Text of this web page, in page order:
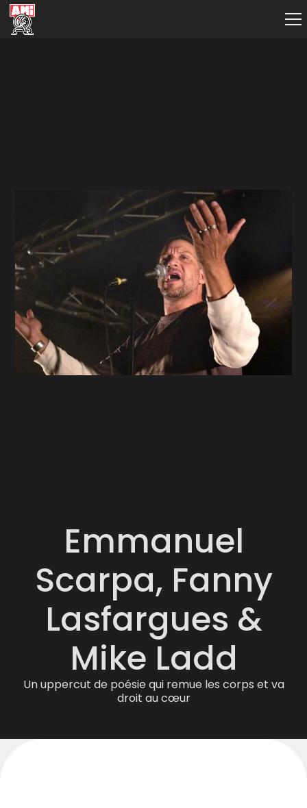
Emmanuel
Scarpa, Fanny
Lasfargues &
Mike Ladd
Un uppercut de poésie qui remue les corps et va
droit au cœur